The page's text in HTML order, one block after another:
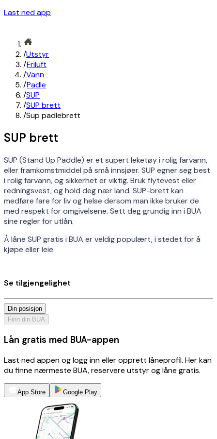
Last ned app
/Utstyr
/Friluft
/Vann
/Padle
/SUP
/SUP brett
/Sup padlebrett
SUP brett
SUP (Stand Up Paddle) er et supert leketøy i rolig farvann,
eller framkomstmiddel på små innsjøer. SUP egner seg best
i rolig farvann, og sikkerhet er viktig. Bruk flytevest eller
redningsvest, og hold deg nær land. SUP-brett kan
medføre fare for liv og helse dersom man ikke bruker de
med respekt for omgivelsene. Sett deg grundig inn i BUA
sine regler for utlån.
Å låne SUP gratis i BUA er veldig populært, i stedet for å
kjøpe eller leie.
Se tilgjengelighet
Din posisjon
Finn din BUA
Lån gratis med BUA-appen
Last ned appen og logg inn eller opprett låneprofil. Her kan
du finne nærmeste BUA, reservere utstyr og låne gratis.
App Store Google Play